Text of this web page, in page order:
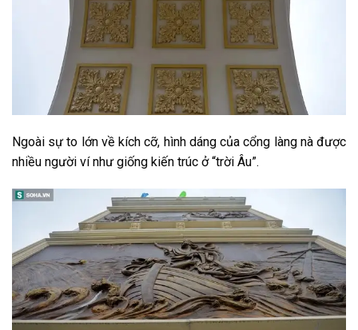
Ngoài sự to lớn về kích cỡ, hình dáng của cổng làng nà được
nhiều người ví như giống kiến trúc ở “trời Âu”.